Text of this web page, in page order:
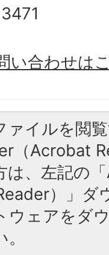
い合わせは
ァイルを閲
（Acrobat
は、左記の
）」ダ
ウェアをダ